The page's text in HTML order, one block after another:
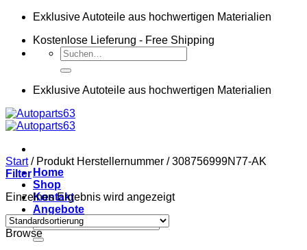
Zum
springen
Exklusive Autoteile aus hochwertigen Materialien
Kostenlose Lieferung - Free Shipping
Suchen
nach:
Exklusive Autoteile aus hochwertigen Materialien
Home
Shop
Kontakt
Angebote
Suchen
nach:
Start /Produkt Herstellernummer /308756999N77-AK
Filter
Einzelnes Ergebnis wird angezeigt
Browse